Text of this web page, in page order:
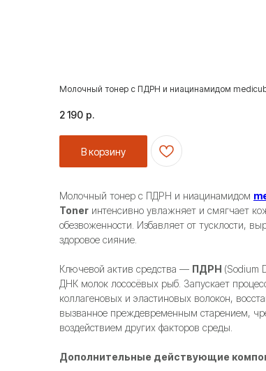
Молочный тонер с ПДРН и ниацинамидом
2 190 р.
В корзину
Молочный тонер с ПДРН и ниацинамидом
Toner интенсивно увлажняет и смягчает
обезвоженности. Избавляет от тусклости,
здоровое сияние.
Ключевой актив средства — ПДРН (Sodium
ДНК молок лососёвых рыб. Запускает
коллагеновых и эластиновых волокон,
вызванное преждевременным старением,
воздействием других факторов среды.
Дополнительные действующие